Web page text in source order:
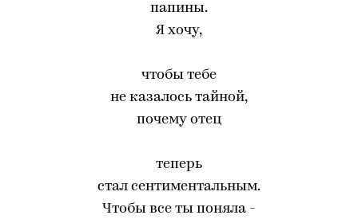
папины.
Я хочу,
чтобы тебе
не казалось тайной,
почему отец
теперь
стал сентиментальным.
Чтобы все ты поняла -